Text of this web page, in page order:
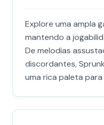
Explore uma ampla
mantendo a
De melodias
discordantes,
uma rica paleta